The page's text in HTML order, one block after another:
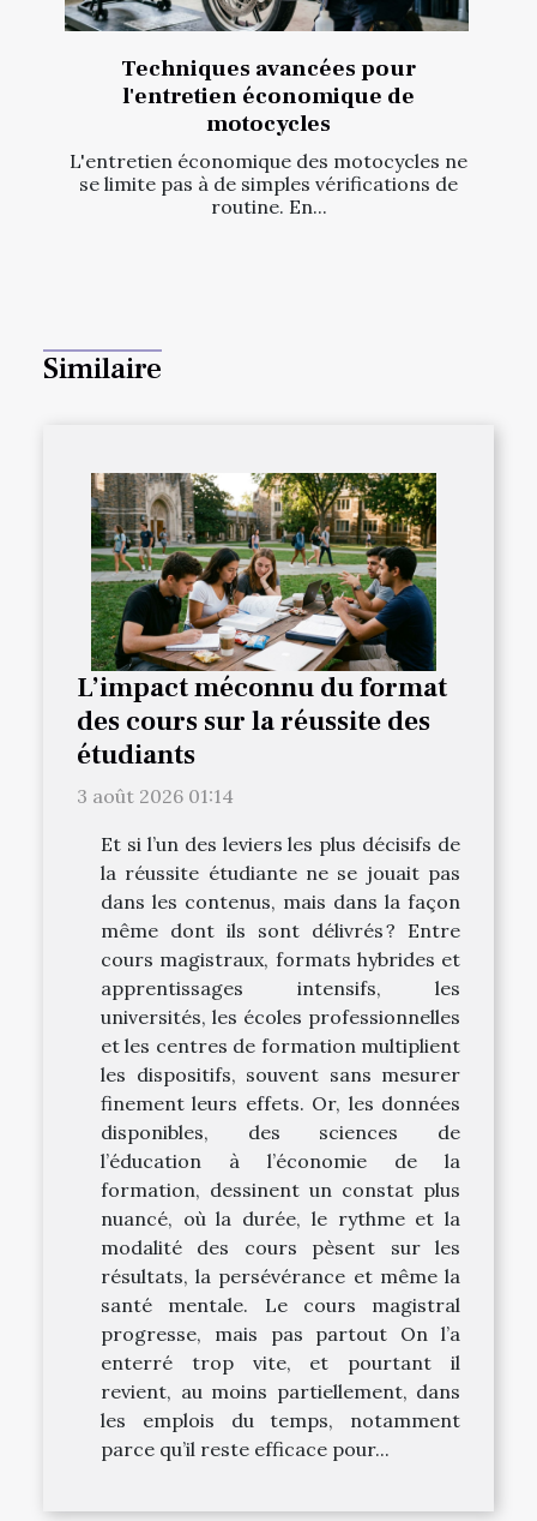
Techniques avancées pour
l'entretien économique de
motocycles
L'entretien économique des motocycles ne
se limite pas à de simples vérifications de
routine. En...
Similaire
L’impact méconnu du format
des cours sur la réussite des
étudiants
3 août 2026 01:14
Et si l’un des leviers les plus décisifs de
la réussite étudiante ne se jouait pas
dans les contenus, mais dans la façon
même dont ils sont délivrés ? Entre
cours magistraux, formats hybrides et
apprentissages intensifs, les
universités, les écoles professionnelles
et les centres de formation multiplient
les dispositifs, souvent sans mesurer
finement leurs effets. Or, les données
disponibles, des sciences de
l’éducation à l’économie de la
formation, dessinent un constat plus
nuancé, où la durée, le rythme et la
modalité des cours pèsent sur les
résultats, la persévérance et même la
santé mentale. Le cours magistral
progresse, mais pas partout On l’a
enterré trop vite, et pourtant il
revient, au moins partiellement, dans
les emplois du temps, notamment
parce qu’il reste efficace pour...